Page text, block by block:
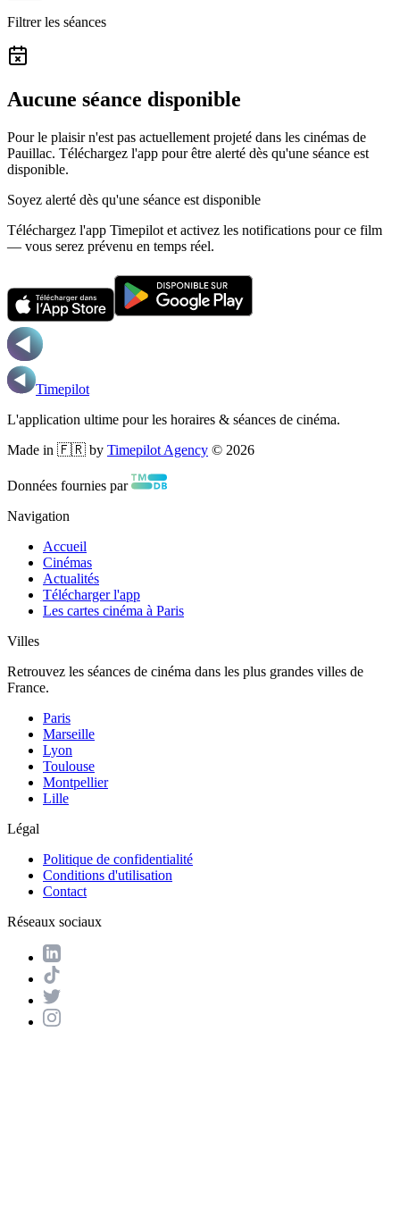
Filtrer les séances
Aucune séance disponible
Pour le plaisir n'est pas actuellement projeté dans les cinémas de
Pauillac. Téléchargez l'app pour être alerté dès qu'une séance est
disponible.
Soyez alerté dès qu'une séance est disponible
Téléchargez l'app Timepilot et activez les notifications pour ce film
— vous serez prévenu en temps réel.
Timepilot
L'application ultime pour les horaires & séances de cinéma.
Made in 🇫🇷 by Timepilot Agency © 2026
Données fournies par
Navigation
Accueil
Cinémas
Actualités
Télécharger l'app
Les cartes cinéma à Paris
Villes
Retrouvez les séances de cinéma dans les plus grandes villes de
France.
Paris
Marseille
Lyon
Toulouse
Montpellier
Lille
Légal
Politique de confidentialité
Conditions d'utilisation
Contact
Réseaux sociaux